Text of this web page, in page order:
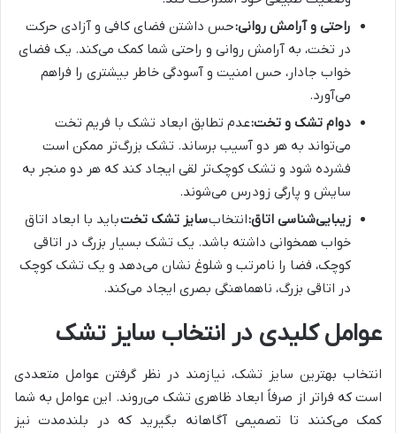
راحتی و آرامش روانی:حس داشتن فضای کافی و آزادی حرکت
در تخت، به آرامش روانی و راحتی شما کمک می‌کند. یک فضای
خواب جادار، حس امنیت و آسودگی خاطر بیشتری را فراهم
می‌آورد.
دوام تشک و تخت:عدم تطابق ابعاد تشک با فریم تخت
می‌تواند به هر دو آسیب برساند. تشک بزرگ‌تر ممکن است
فشرده شود و تشک کوچک‌تر لقی ایجاد کند که هر دو منجر به
سایش و پارگی زودرس می‌شوند.
زیبایی‌شناسی اتاق:انتخابسایز تشک تختباید با ابعاد اتاق
خواب همخوانی داشته باشد. یک تشک بسیار بزرگ در اتاقی
کوچک، فضا را نامرتب و شلوغ نشان می‌دهد و یک تشک کوچک
در اتاقی بزرگ، ناهماهنگی بصری ایجاد می‌کند.
عوامل کلیدی در انتخاب سایز تشک
انتخاب بهترین سایز تشک، نیازمند در نظر گرفتن عوامل متعددی
است که فراتر از صرفاً ابعاد ظاهری تشک می‌روند. این عوامل به شما
کمک می‌کنند تا تصمیمی آگاهانه بگیرید که در بلندمدت نیز